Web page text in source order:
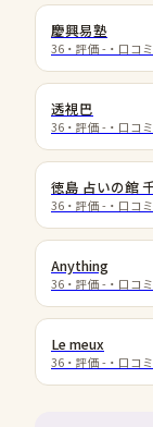
慶興易塾
36 ・評価 - ・口コミ
透視巴
36 ・評価 - ・口コミ
徳島 占いの館
36 ・評価 - ・口コミ
Anything
36 ・評価 - ・口コミ
Le meux
36 ・評価 - ・口コミ